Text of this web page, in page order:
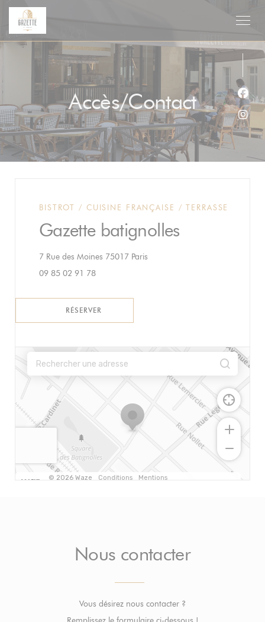
Personnalisation de vos choix en matière de cookies
Accès/Contact
BISTROT / CUISINE FRANÇAISE / TERRASSE
Gazette batignolles
7 Rue des Moines 75017 Paris
09 85 02 91 78
RÉSERVER
Nous contacter
Vous désirez nous contacter ?